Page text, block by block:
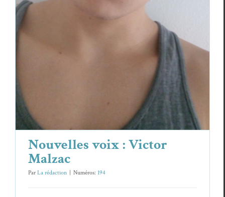
Nouvelles voix : Victor
Malzac
ParLa rédaction | Numéros: 194